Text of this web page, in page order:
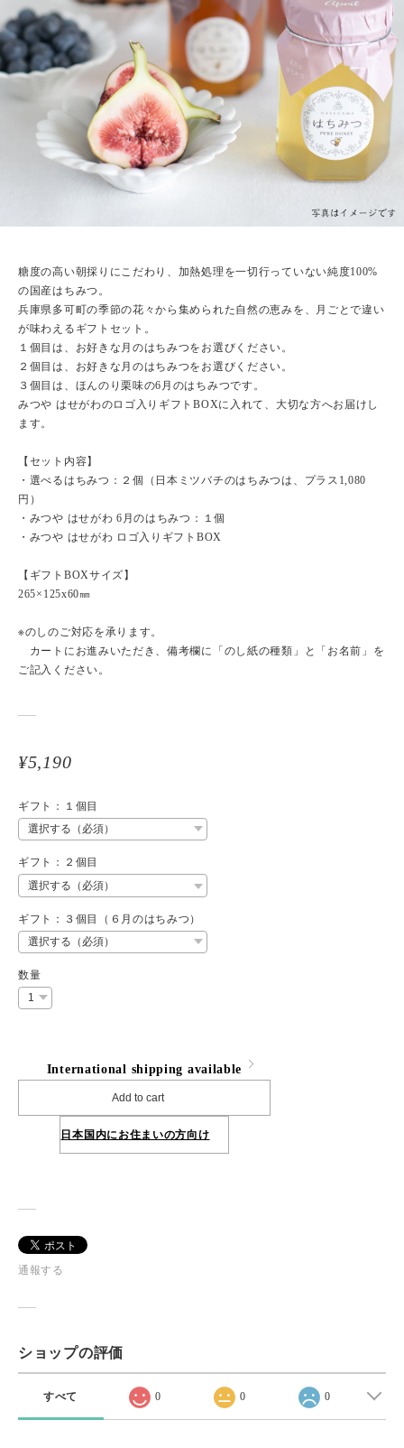
糖度の高い朝採りにこだわり、加熱処理を一切行っていない純度100%
の国産はちみつ。
兵庫県多可町の季節の花々から集められた自然の恵みを、月ごとで違い
が味わえるギフトセット。
１個目は、お好きな月のはちみつをお選びください。
２個目は、お好きな月のはちみつをお選びください。
３個目は、ほんのり栗味の6月のはちみつです。
みつや はせがわのロゴ入りギフトBOXに入れて、大切な方へお届けし
ます。
【セット内容】
・選べるはちみつ：２個（日本ミツバチのはちみつは、プラス1,080
円）
・みつや はせがわ 6月のはちみつ：１個
・みつや はせがわ ロゴ入りギフトBOX
【ギフトBOXサイズ】
265×125x60㎜
※のしのご対応を承ります。
カートにお進みいただき、備考欄に「のし紙の種類」と「お名前」を
ご記入ください。
¥5,190
ギフト：１個目
ギフト：２個目
ギフト：３個目（６月のはちみつ）
数量
International shipping available
Add to cart
日本国内にお住まいの方向け
通報する
ショップの評価
すべて 0 0 0